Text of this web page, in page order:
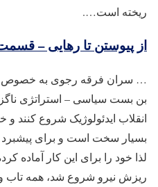
ریخته است….
از پیوستن تا رهایی –
… سران فرقه رجوی به خصوص
بن بست سیاسی – استراتژی
انقلاب ایدئولوژیک شروع کنند
بسیار سخت است و برای پیشبرد
لذا خود را برای این کار آماده
ریزش نیرو شروع شد، همه تاب و